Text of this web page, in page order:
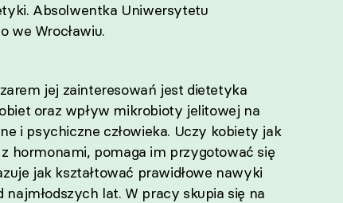
Absolwentka Uniwersytetu
we Wrocławiu.
jej zainteresowań jest dietetyka
oraz wpływ mikrobioty jelitowej na
i psychiczne człowieka. Uczy kobiety jak
hormonami, pomaga im przygotować się
jak kształtować prawidłowe nawyki
najmłodszych lat. W pracy skupia się na